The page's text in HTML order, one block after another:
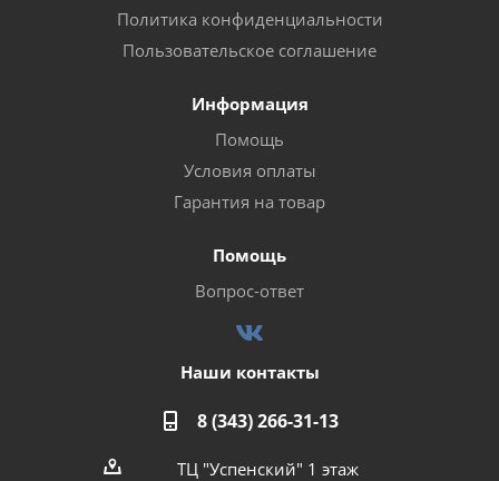
Политика конфиденциальности
Пользовательское соглашение
Информация
Помощь
Условия оплаты
Гарантия на товар
Помощь
Вопрос-ответ
Наши контакты
8 (343) 266-31-13
ТЦ "Успенский" 1 этаж